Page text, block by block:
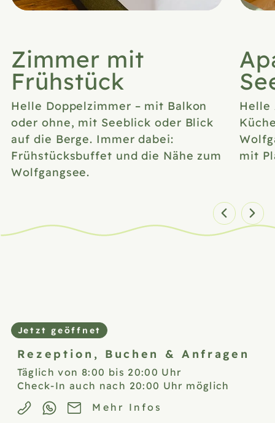
Zimmer 1 von 7
Zimmer mit
Frühstück
Helle Doppelzimmer – mit Balkon
oder ohne, mit Seeblick oder Blick
auf die Berge. Immer dabei:
Frühstücksbuffet und die Nähe zum
Wolfgangsee.
Helle
mit
Rezeption, Buchen & Anfragen
Jetzt geöffnet
Täglich von 8:00 bis 20:00 Uhr
Check-In auch nach 20:00 Uhr möglich
Mehr Infos